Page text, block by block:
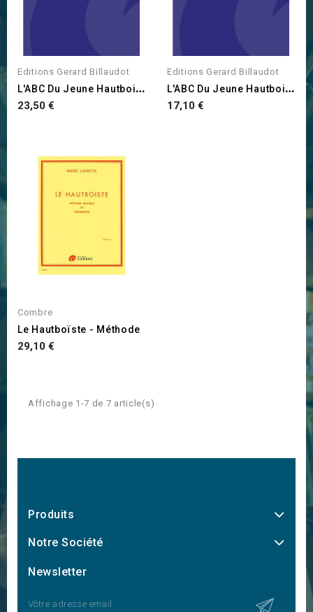
Editions Gerard Billaudot
L
'ABC Du Jeune Hautboiste...
Prix
23,50 €
Editions Gerard Billaudot
L
'ABC Du Jeune Hautboiste...
Prix
17,10 €
Combre
Le Hautboïste - Méthode
Prix
29,10 €
Affichage 1-7 de 7 article(s)
Produits
Notre Société
Newsletter